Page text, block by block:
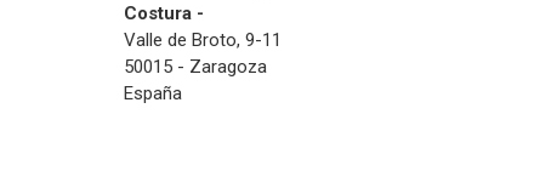
Costura -
Valle de Broto, 9-11
50015 - Zaragoza
España